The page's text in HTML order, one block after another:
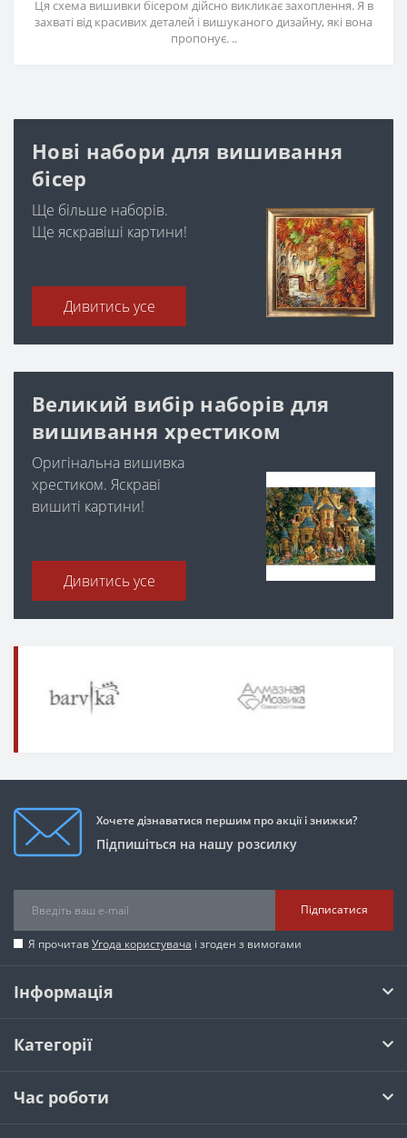
Ця схема вишивки бісером дійсно викликає захоплення. Я в
захваті від красивих деталей і вишуканого дизайну, які вона
пропонує. ..
Нові набори для вишивання
бісер
Ще більше наборів.
Ще яскравіші картини!
Дивитись усе
Великий вибір наборів для
вишивання хрестиком
Оригінальна вишивка
хрестиком. Яскраві
вишиті картини!
Дивитись усе
Хочете дізнаватися першим про акції і знижки?
Підпишіться на нашу розсилку
Підписатися
Я прочитавУгода користувача і згоден з вимогами
Інформація
Категорії
Час роботи